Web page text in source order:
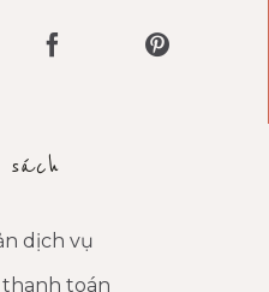
sách
dịch vụ
thanh toán